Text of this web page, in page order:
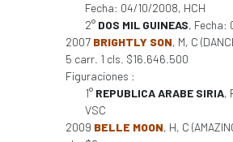
Fecha: 04/10/2008, HCH
2° DOS MIL GUINEAS, Fecha:
2007 BRIGHTLY SON, M, C
5 carr. 1 cls. $16.646.500
Figuraciones :
1° REPUBLICA ARABE SIRIA,
VSC
2009 BELLE MOON, H, C